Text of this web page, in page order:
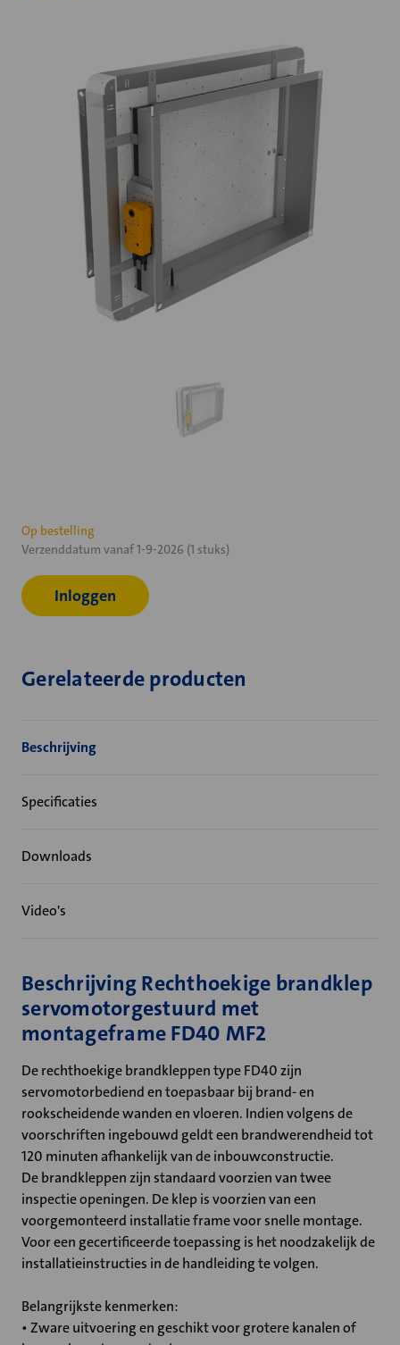
Huidige
voorraad:
Op bestelling
Verzenddatum vanaf 1-9-2026 (1 stuks)
Inloggen
Gerelateerde producten
Beschrijving
Specificaties
Downloads
Video's
Beschrijving Rechthoekige brandklep
servomotorgestuurd met
montageframe FD40 MF2
De rechthoekige brandkleppen type FD40 zijn
servomotorbediend en toepasbaar bij brand- en
rookscheidende wanden en vloeren. Indien volgens de
voorschriften ingebouwd geldt een brandwerendheid tot
120 minuten afhankelijk van de inbouwconstructie.
De brandkleppen zijn standaard voorzien van twee
inspectie openingen. De klep is voorzien van een
voorgemonteerd installatie frame voor snelle montage.
Voor een gecertificeerde toepassing is het noodzakelijk de
installatieinstructies in de handleiding te volgen.
Belangrijkste kenmerken:
• Zware uitvoering en geschikt voor grotere kanalen of